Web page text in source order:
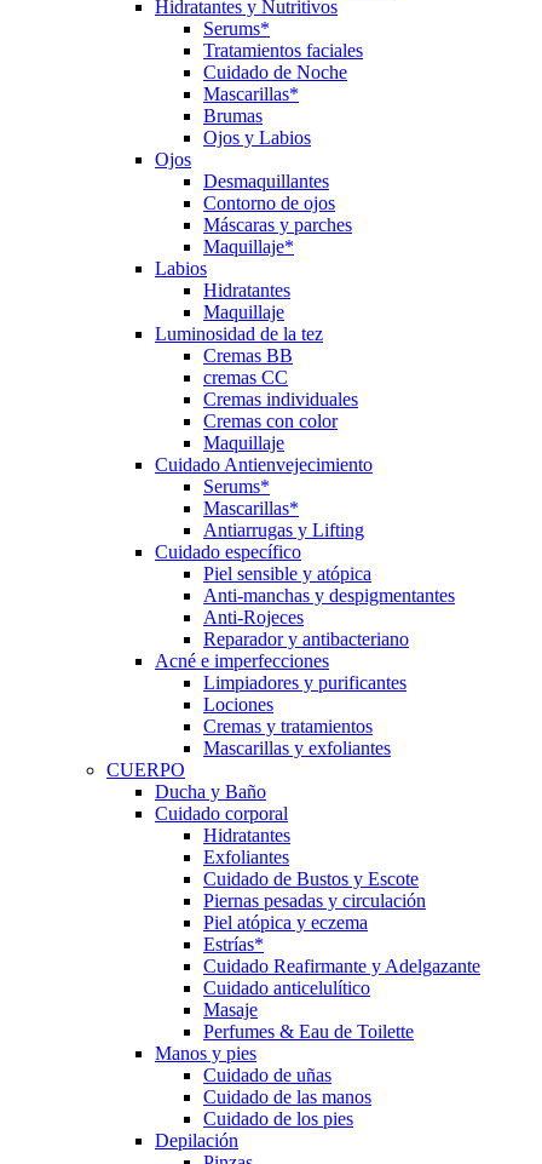
Hidratantes y Nutritivos
Serums*
Tratamientos faciales
Cuidado de Noche
Mascarillas*
Brumas
Ojos y Labios
Ojos
Desmaquillantes
Contorno de ojos
Máscaras y parches
Maquillaje*
Labios
Hidratantes
Maquillaje
Luminosidad de la tez
Cremas BB
cremas CC
Cremas individuales
Cremas con color
Maquillaje
Cuidado Antienvejecimiento
Serums*
Mascarillas*
Antiarrugas y Lifting
Cuidado específico
Piel sensible y atópica
Anti-manchas y despigmentantes
Anti-Rojeces
Reparador y antibacteriano
Acné e imperfecciones
Limpiadores y purificantes
Lociones
Cremas y tratamientos
Mascarillas y exfoliantes
CUERPO
Ducha y Baño
Cuidado corporal
Hidratantes
Exfoliantes
Cuidado de Bustos y Escote
Piernas pesadas y circulación
Piel atópica y eczema
Estrías*
Cuidado Reafirmante y Adelgazante
Cuidado anticelulítico
Masaje
Perfumes & Eau de Toilette
Manos y pies
Cuidado de uñas
Cuidado de las manos
Cuidado de los pies
Depilación